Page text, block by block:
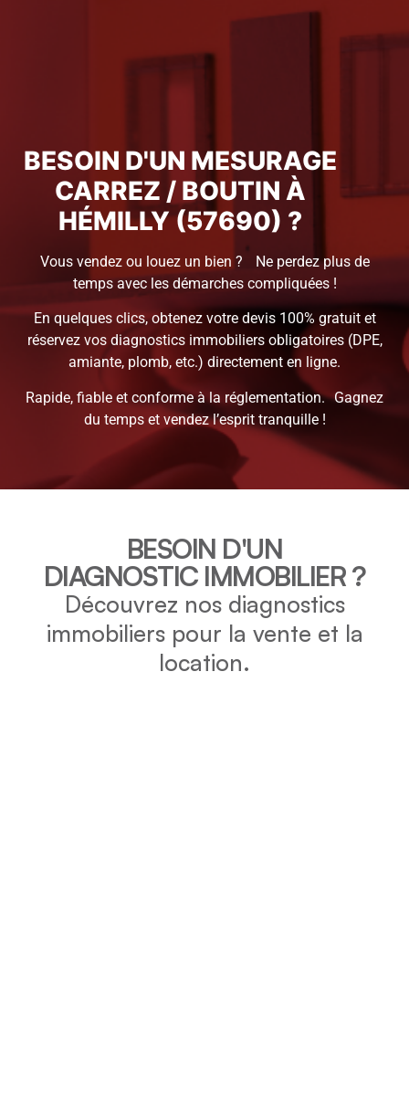
BESOIN D'UN MESURAGE
CARREZ / BOUTIN À
HÉMILLY (57690) ?
Vous vendez ou louez un bien ? Ne perdez plus de
temps avec les démarches compliquées !
En quelques clics, obtenez votre devis 100% gratuit et
réservez vos diagnostics immobiliers obligatoires (DPE,
amiante, plomb, etc.) directement en ligne.
Rapide, fiable et conforme à la réglementation. Gagnez
du temps et vendez l’esprit tranquille !
BESOIN D'UN
DIAGNOSTIC IMMOBILIER ?
Découvrez nos diagnostics
immobiliers pour la vente et la
location.